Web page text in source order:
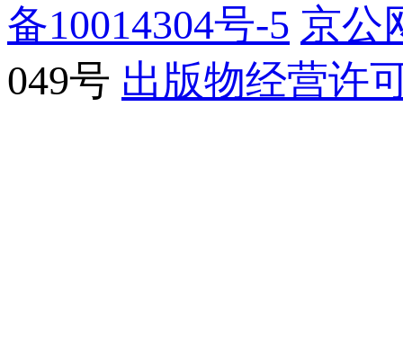
备10014304号-5 京公
049号 出版物经营许